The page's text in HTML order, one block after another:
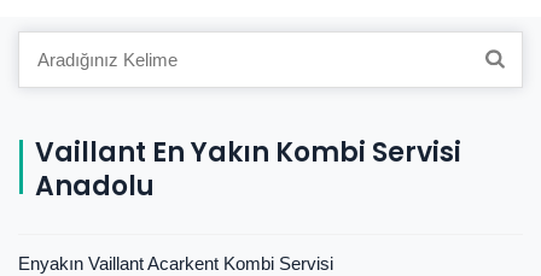
Vaillant En Yakın Kombi Servisi
Anadolu
Enyakın Vaillant Acarkent Kombi Servisi